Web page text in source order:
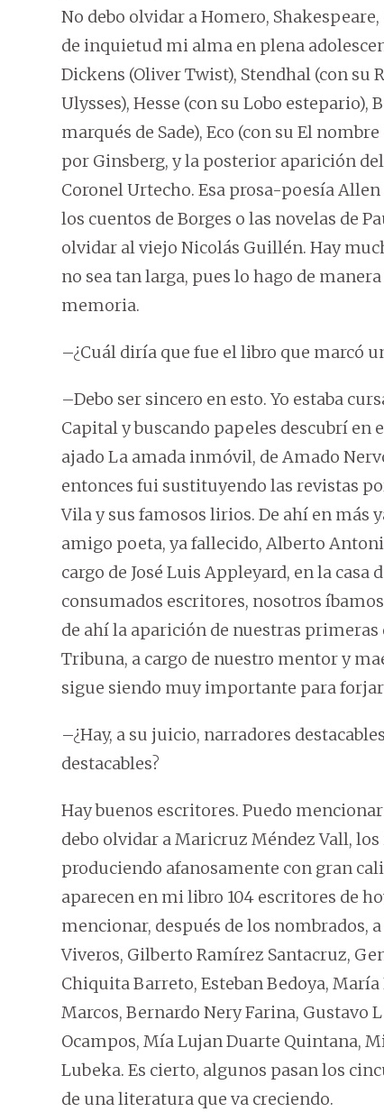
No debo olvidar a Homero,
de inquietud mi alma en plena
Dickens (Oliver Twist), Stendhal (con su
Ulysses), Hesse (con su Lobo
marqués de Sade), Eco (con su El
por Ginsberg, y la posterior aparición
Coronel Urtecho. Esa prosa-poesía
los cuentos de Borges o las novelas de
olvidar al viejo Nicolás Guillén. Hay
no sea tan larga, pues lo hago de
memoria.
–¿Cuál diría que fue el libro que marcó
–Debo ser sincero en esto. Yo estaba
Capital y buscando papeles descubrí
ajado La amada inmóvil, de Amado
entonces fui sustituyendo las revistas
Vila y sus famosos lirios. De ahí en más
amigo poeta, ya fallecido, Alberto
cargo de José Luis Appleyard, en la
consumados escritores, nosotros
de ahí la aparición de nuestras
Tribuna, a cargo de nuestro mentor y
sigue siendo muy importante para
–¿Hay, a su juicio, narradores
destacables?
Hay buenos escritores. Puedo
debo olvidar a Maricruz Méndez Vall,
produciendo afanosamente con gran
aparecen en mi libro 104 escritores de
mencionar, después de los nombrados,
Viveros, Gilberto Ramírez Santacruz,
Chiquita Barreto, Esteban Bedoya,
Marcos, Bernardo Nery Farina, Gustavo
Ocampos, Mía Lujan Duarte Quintana,
Lubeka. Es cierto, algunos pasan los
de una literatura que va creciendo.